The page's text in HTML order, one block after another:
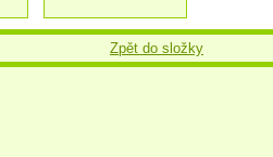
Zpět do složky